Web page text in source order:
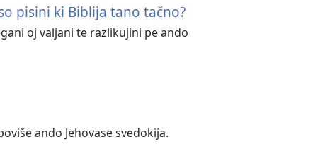
pisini ki Biblija tano tačno?
oj valjani te razlikujini pe ando
ando Jehovase svedokija.